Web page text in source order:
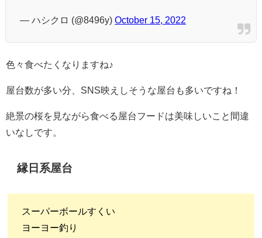
— ハシクロ (@8496y) October 15, 2022
色々食べたくなりますね♪
屋台数が多い分、SNS映えしそうな屋台も多いですね！
絶景の桜を見ながら食べる屋台フードは美味しいこと間違
いなしです。
縁日系屋台
スーパーボールすくい
ヨーヨー釣り